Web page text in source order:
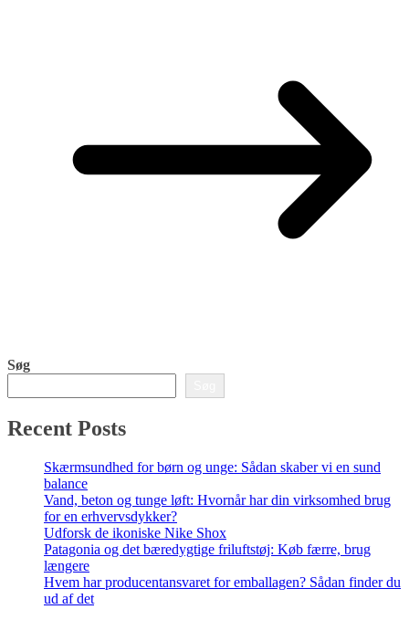
Søg
Recent Posts
Skærmsundhed for børn og unge: Sådan skaber vi en sund
balance
Vand, beton og tunge løft: Hvornår har din virksomhed brug
for en erhvervsdykker?
Udforsk de ikoniske Nike Shox
Patagonia og det bæredygtige friluftstøj: Køb færre, brug
længere
Hvem har producentansvaret for emballagen? Sådan finder du
ud af det